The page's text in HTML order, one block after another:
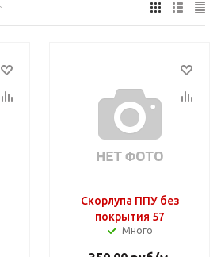
Скорлупа ППУ без
покрытия 57
Много